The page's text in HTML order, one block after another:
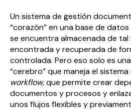
Un sistema de gestión
“corazón” en una base de
se encuentra almacenada de
encontrada y recuperada de
controlada. Pero eso solo es
“cerebro” que maneja el
workflow, que permite crear
documentos y procesos y
unos flujos flexibles y